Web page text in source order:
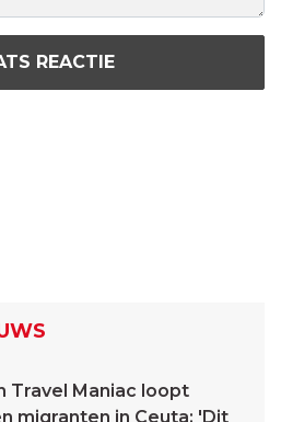
REACTIE
Travel Maniac loopt
migranten in Ceuta: 'Dit